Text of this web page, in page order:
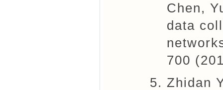
Chen,
data
700
Zhidan